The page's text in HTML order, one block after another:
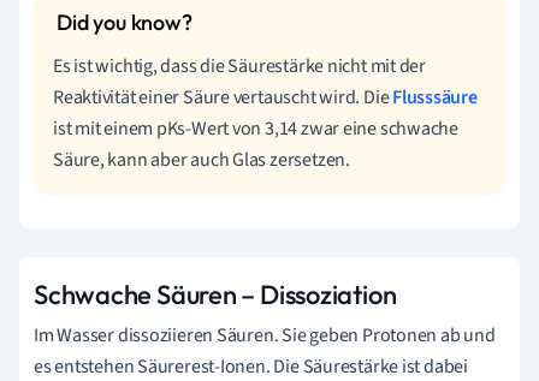
Es ist wichtig, dass die Säurestärke nicht mit der
Reaktivität einer Säure vertauscht wird. DieFlusssäure
ist mit einem pKs-Wert von 3,14 zwar eine schwache
Säure, kann aber auch Glas zersetzen.
Schwache Säuren – Dissoziation
Im Wasser dissoziieren Säuren. Sie geben Protonen ab und
es entstehen Säurerest-Ionen. Die Säurestärke ist dabei